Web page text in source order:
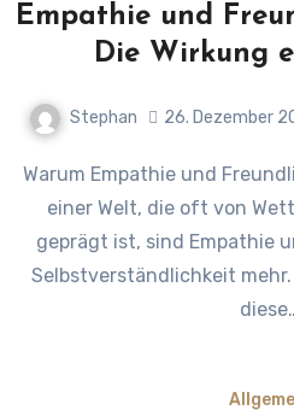
Empathie und
Die Wirkung
Stephan 26. Dezember
Warum Empathie und Freundlichkeit so wichtig sind In
einer Welt, die oft von
geprägt ist, sind Empathie
Selbstverständlichkeit